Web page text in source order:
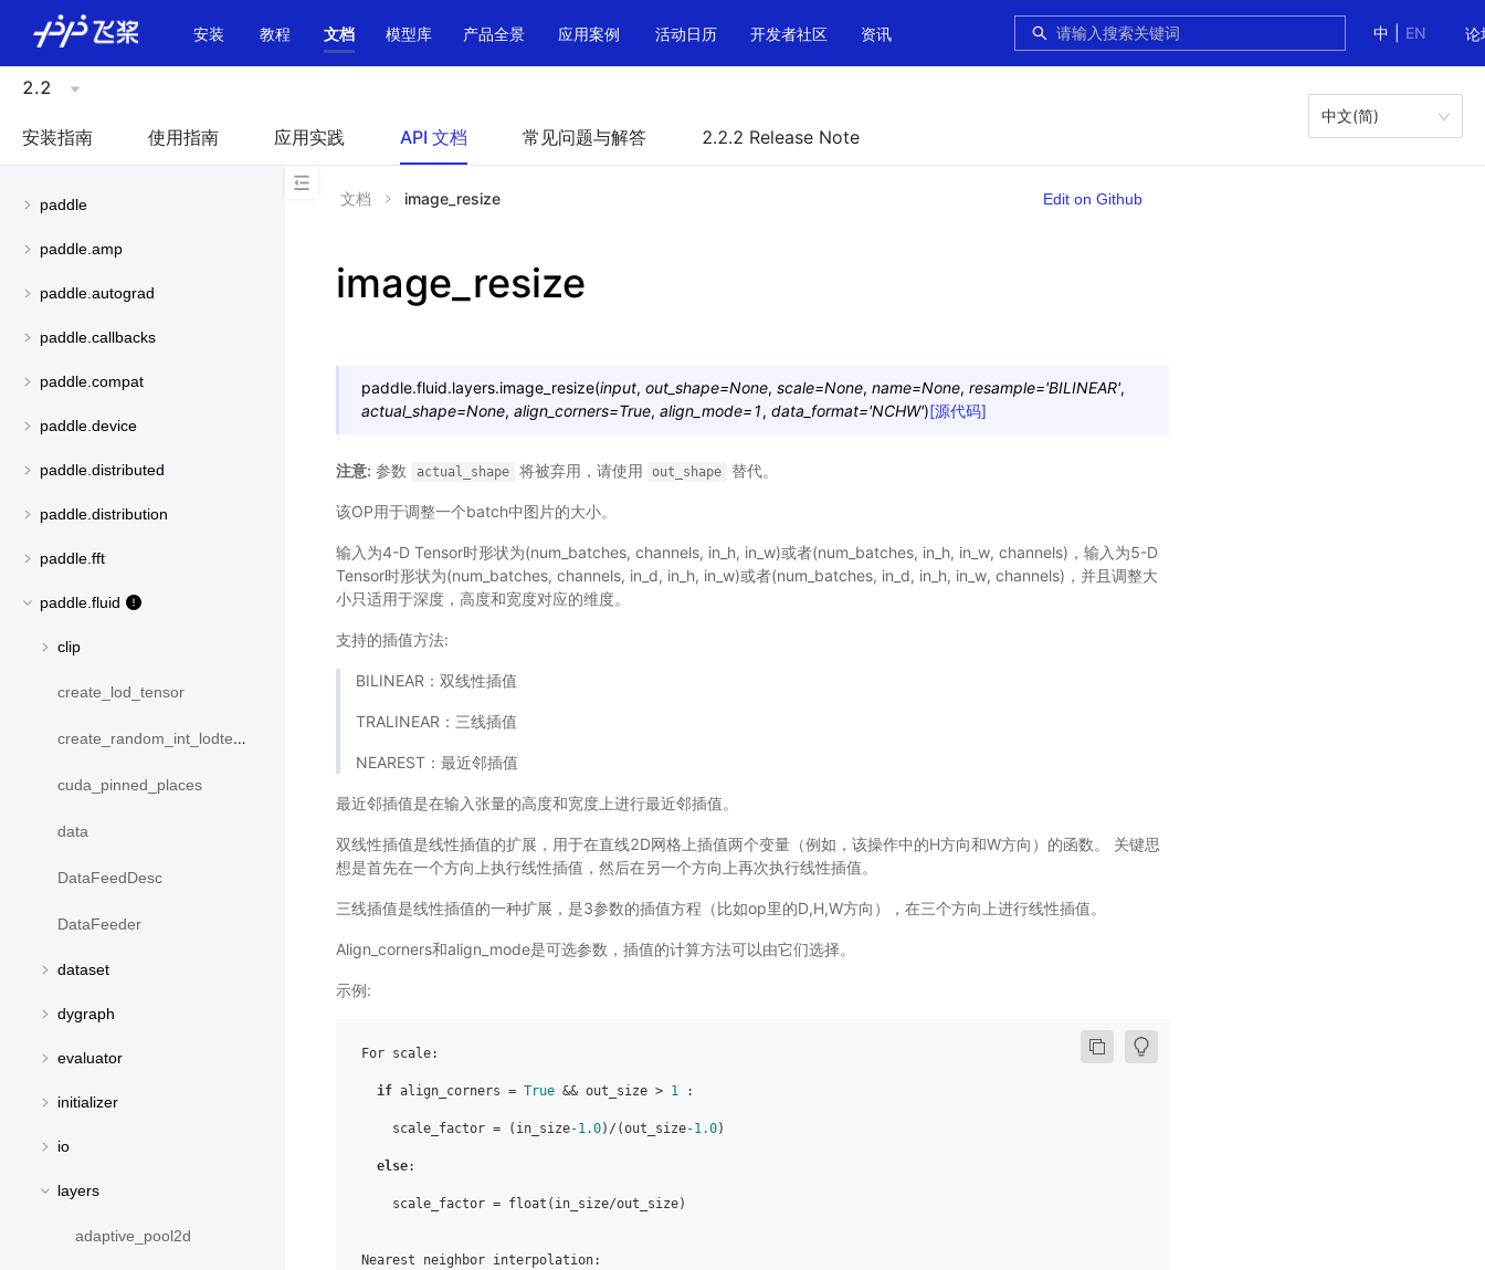
中
EN 论
安装 教程 文档 模型库 产品全景 应用案例 活动日历 开发者社区 资讯
2.2
安装指南 使用指南 应用实践 API 文档 常见问题与解答 2.2.2 Release Note
中文(简)
paddle
paddle.amp
paddle.autograd
paddle.callbacks
paddle.compat
paddle.device
paddle.distributed
paddle.distribution
paddle.fft
paddle.fluid
clip
create_lod_tensor
create_random_int_lodtensor
cuda_pinned_places
data
DataFeedDesc
DataFeeder
dataset
dygraph
evaluator
initializer
io
layers
adaptive_pool2d
文档 image_resize Edit on Github
image_resize
paddle.fluid.layers.image_resize(input, out_shape=None, scale=None, name=None, resample='BILINEAR',
actual_shape=None, align_corners=True, align_mode=1, data_format='NCHW')[源代码]
注意: 参数 actual_shape 将被弃用，请使用 out_shape 替代。
该OP用于调整一个batch中图片的大小。
输入为4-D Tensor时形状为(num_batches, channels, in_h, in_w)或者(num_batches, in_h, in_w, channels)，输入为5-D
Tensor时形状为(num_batches, channels, in_d, in_h, in_w)或者(num_batches, in_d, in_h, in_w, channels)，并且调整大
小只适用于深度，高度和宽度对应的维度。
支持的插值方法:
BILINEAR：双线性插值
TRALINEAR：三线插值
NEAREST：最近邻插值
最近邻插值是在输入张量的高度和宽度上进行最近邻插值。
双线性插值是线性插值的扩展，用于在直线2D网格上插值两个变量（例如，该操作中的H方向和W方向）的函数。 关键思
想是首先在一个方向上执行线性插值，然后在另一个方向上再次执行线性插值。
三线插值是线性插值的一种扩展，是3参数的插值方程（比如op里的D,H,W方向），在三个方向上进行线性插值。
Align_corners和align_mode是可选参数，插值的计算方法可以由它们选择。
示例:
For scale:
if align_corners = True && out_size > 1 :
scale_factor = ( in_size-1.0) /(out_size-1.0)
else:
scale_factor = float ( in_size/out_size)
Nearest neighbor interpolation: